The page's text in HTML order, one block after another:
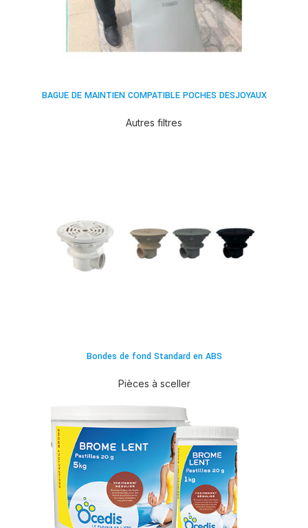
BAGUE DE MAINTIEN COMPATIBLE POCHES DESJOYAUX
Autres filtres
Bondes de fond Standard en ABS
Pièces à sceller